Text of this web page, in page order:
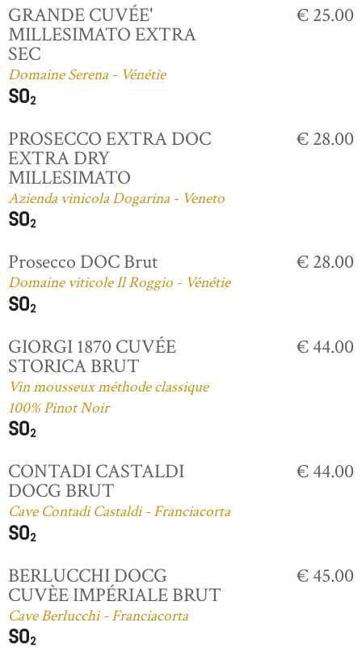
GRANDE CUVÉE'
MILLESIMATO EXTRA
SEC
Domaine Serena - Vénétie
€ 25.00
PROSECCO EXTRA DOC
EXTRA DRY
MILLESIMATO
Azienda vinicola Dogarina - Veneto
€ 28.00
Prosecco DOC Brut
Domaine viticole Il Roggio - Vénétie
€ 28.00
GIORGI 1870 CUVÉE
STORICA BRUT
Vin mousseux méthode classique
100% Pinot Noir
€ 44.00
CONTADI CASTALDI
DOCG BRUT
Cave Contadi Castaldi - Franciacorta
€ 44.00
BERLUCCHI DOCG
CUVÈE IMPÉRIALE BRUT
Cave Berlucchi - Franciacorta
€ 45.00